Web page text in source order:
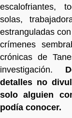
escalofriantes,
solas,
estranguladas
crímenes
crónicas de
investigación.
detalles no
solo alguien
podía conocer.